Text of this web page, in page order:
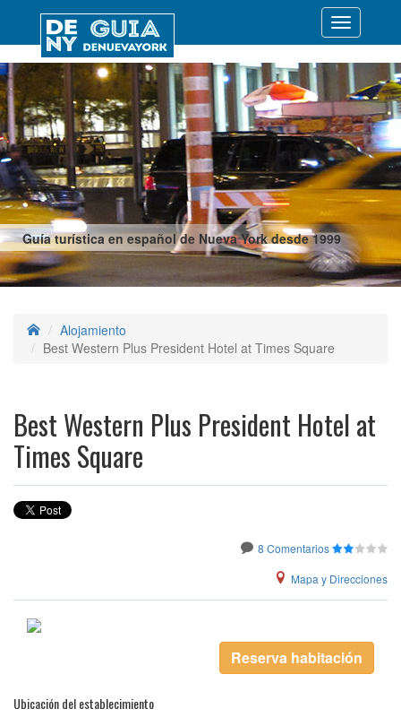
Guía turística en español de Nueva York desde 1999
Desplegar
Alojamiento
Best Western Plus President Hotel at Times Square
Best Western Plus President Hotel at
Times Square
8 Comentarios
Mapa y Direcciones
Reserva habitación
Ubicación del establecimiento